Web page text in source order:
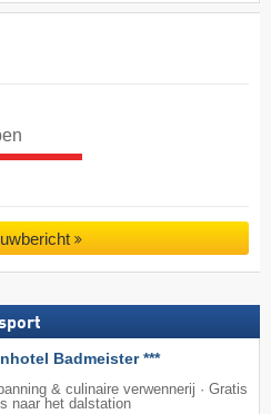
Badmeister ***
& culinaire verwennerij · Gratis
naar het dalstation